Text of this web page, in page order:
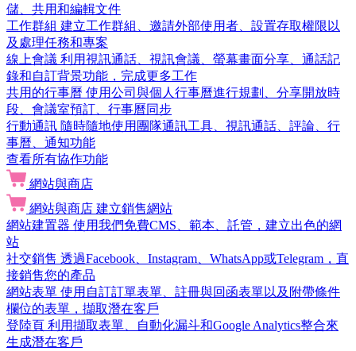
儲、共用和編輯文件
工作群組 建立工作群組、邀請外部使用者、設置存取權限以
及處理任務和專案
線上會議 利用視訊通話、視訊會議、螢幕畫面分享、通話記
錄和自訂背景功能，完成更多工作
共用的行事曆 使用公司與個人行事曆進行規劃、分享開放時
段、會議室預訂、行事曆同步
行動通訊 隨時隨地使用團隊通訊工具、視訊通話、評論、行
事曆、通知功能
查看所有協作功能
網站與商店
網站與商店 建立銷售網站
網站建置器 使用我們免費CMS、範本、託管，建立出色的網
站
社交銷售 透過Facebook、Instagram、WhatsApp或Telegram，直
接銷售您的產品
網站表單 使用自訂訂單表單、註冊與回函表單以及附帶條件
欄位的表單，擷取潛在客戶
登陸頁 利用擷取表單、自動化漏斗和Google Analytics整合來
生成潛在客戶